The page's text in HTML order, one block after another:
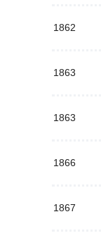
1862
1863
1863
1866
1867